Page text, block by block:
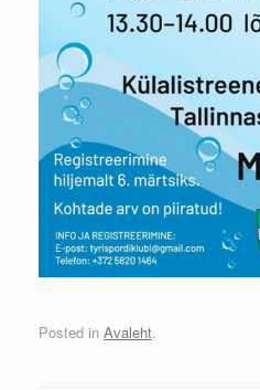
Posted in Avaleht.